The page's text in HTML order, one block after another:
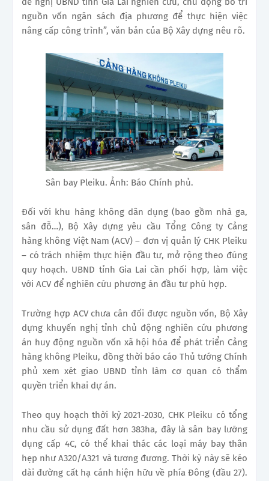
nguồn vốn ngân sách địa phương để thực hiện việc
nâng cấp công trình”, văn bản của Bộ Xây dựng nêu rõ.
Sân bay Pleiku. Ảnh: Báo Chính phủ.
Đối với khu hàng không dân dụng (bao gồm nhà ga,
sân đỗ…), Bộ Xây dựng yêu cầu Tổng Công ty Cảng
hàng không Việt Nam (ACV) – đơn vị quản lý CHK Pleiku
– có trách nhiệm thực hiện đầu tư, mở rộng theo đúng
quy hoạch. UBND tỉnh Gia Lai cần phối hợp, làm việc
với ACV để nghiên cứu phương án đầu tư phù hợp.
Trường hợp ACV chưa cân đối được nguồn vốn, Bộ Xây
dựng khuyến nghị tỉnh chủ động nghiên cứu phương
án huy động nguồn vốn xã hội hóa để phát triển Cảng
hàng không Pleiku, đồng thời báo cáo Thủ tướng Chính
phủ xem xét giao UBND tỉnh làm cơ quan có thẩm
quyền triển khai dự án.
Theo quy hoạch thời kỳ 2021-2030, CHK Pleiku có tổng
nhu cầu sử dụng đất hơn 383ha, đây là sân bay lưỡng
dụng cấp 4C, có thể khai thác các loại máy bay thân
hẹp như A320/A321 và tương đương. Thời kỳ này sẽ kéo
dài đường cất hạ cánh hiện hữu về phía Đông (đầu 27).